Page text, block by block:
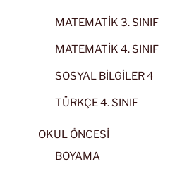
MATEMATİK 3. SINIF
MATEMATİK 4. SINIF
SOSYAL BİLGİLER 4
TÜRKÇE 4. SINIF
OKUL ÖNCESİ
BOYAMA